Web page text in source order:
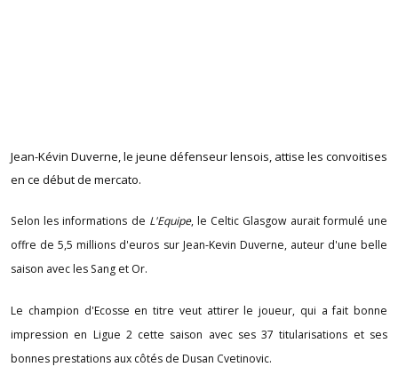
Jean-Kévin Duverne, le jeune défenseur lensois, attise les convoitises
en ce début de mercato.
Selon les informations de L'Equipe, le Celtic Glasgow aurait formulé une
offre de 5,5 millions d'euros sur Jean-Kevin Duverne, auteur d'une belle
saison avec les Sang et Or.
Le champion d'Ecosse en titre veut attirer le joueur, qui a fait bonne
impression en Ligue 2 cette saison avec ses 37 titularisations et ses
bonnes prestations aux côtés de Dusan Cvetinovic.